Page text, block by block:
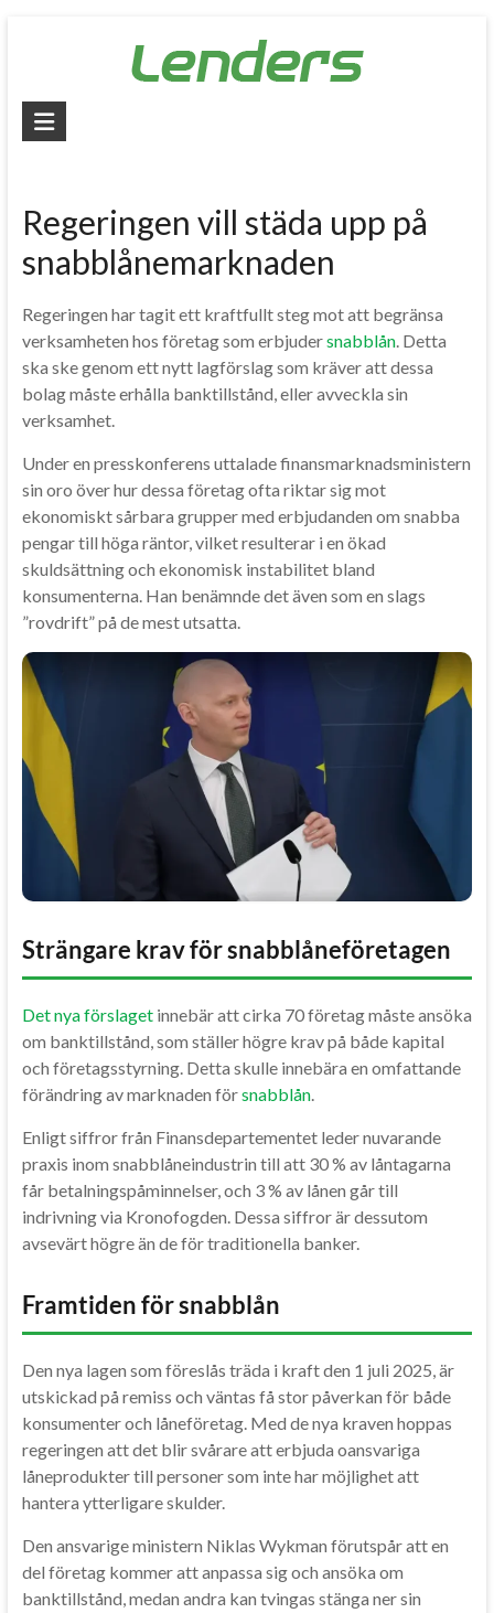
Lenders
Jämför
alla
lån
Jämför
billiga
lån
och
låna
Regeringen vill städa upp på
snabblånemarknaden
Regeringen har tagit ett kraftfullt steg mot att begränsa
verksamheten hos företag som erbjudersnabblån. Detta
ska ske genom ett nytt lagförslag som kräver att dessa
bolag måste erhålla banktillstånd, eller avveckla sin
verksamhet.
Under en presskonferens uttalade finansmarknadsministern
sin oro över hur dessa företag ofta riktar sig mot
ekonomiskt sårbara grupper med erbjudanden om snabba
pengar till höga räntor, vilket resulterar i en ökad
skuldsättning och ekonomisk instabilitet bland
konsumenterna. Han benämnde det även som en slags
”rovdrift” på de mest utsatta.
Strängare krav för snabblåneföretagen
Det nya förslagetinnebär att cirka 70 företag måste ansöka
om banktillstånd, som ställer högre krav på både kapital
och företagsstyrning. Detta skulle innebära en omfattande
förändring av marknaden försnabblån.
Enligt siffror från Finansdepartementet leder nuvarande
praxis inom snabblåneindustrin till att 30 % av låntagarna
får betalningspåminnelser, och 3 % av lånen går till
indrivning via Kronofogden. Dessa siffror är dessutom
avsevärt högre än de för traditionella banker.
Framtiden för snabblån
Den nya lagen som föreslås träda i kraft den 1 juli 2025, är
utskickad på remiss och väntas få stor påverkan för både
konsumenter och låneföretag. Med de nya kraven hoppas
regeringen att det blir svårare att erbjuda oansvariga
låneprodukter till personer som inte har möjlighet att
hantera ytterligare skulder.
Den ansvarige ministern Niklas Wykman förutspår att en
del företag kommer att anpassa sig och ansöka om
banktillstånd, medan andra kan tvingas stänga ner sin